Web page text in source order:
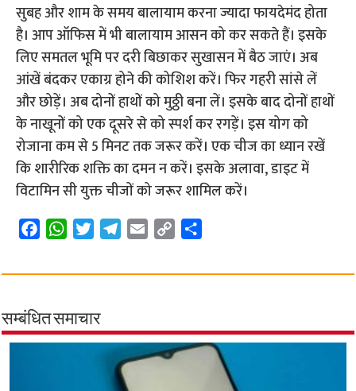
सुबह और शाम के समय बालायाम करना ज्यादा फायदेमंद होता
है। आप ऑफिस में भी बालायाम आसन को कर सकते हैं। इसके
लिए समतल भूमि पर दरी बिछाकर सुखासन में बैठ जाएं। अब
आंखें बंदकर एकाग्र होने की कोशिश करें। फिर गहरी सांसे लें
और छोड़ें। अब दोनों हाथों को मुठ्ठी बना लें। इसके बाद दोनों हाथों
के नाखूनों को एक दूसरे से को स्पर्श कर रगड़ें। इस योग को
रोजाना कम से 5 मिनट तक जरूर करें। एक चीज का ध्यान रखें
कि शारीरिक शक्ति का दमन न करें। इसके अलावा, डाइट में
विटामिन सी युक्त चीजों को जरूर शामिल करें।
F
c
b
o
W
a
s
A
T
i
t
e
T
l
r
a
m
E
a
C
p
i
n
a
सम्बंधित समाचार